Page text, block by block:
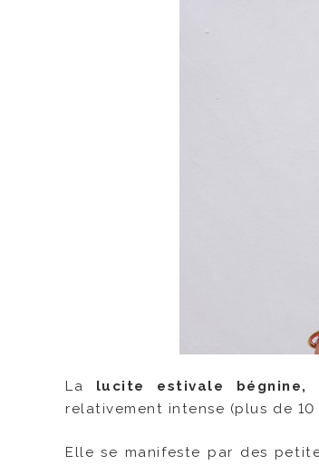
La lucite estivale bégnine,
relativement intense (plus de
Elle se manifeste par des